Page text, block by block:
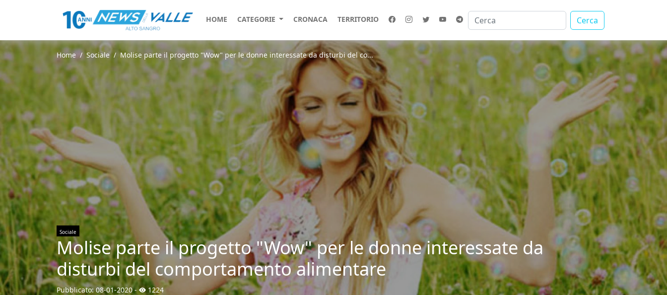
HOME CATEGORIE CRONACA TERRITORIO Cerca
Home Sociale Molise parte il progetto "Wow" per le donne interessate da disturbi del co...
Sociale
Molise parte il progetto "Wow" per le donne interessate da
disturbi del comportamento alimentare
Pubblicato:08-01-2020- 1224